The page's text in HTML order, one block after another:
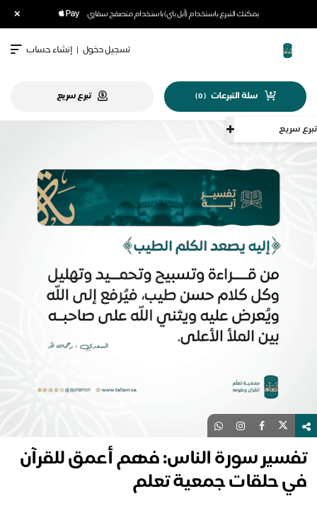
يمكنك التبرع باستخدام (أبل باي) باستخدام متصفح سفاري
تسجيل دخول | إنشاء حساب
سلة التبرعات (
0
) تبرع سريع
سورة الناس: فهم أعمق للقرآن
حلقات جمعية تعلم